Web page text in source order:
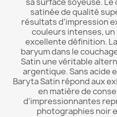
satinée de qualité
résultats d’impression
couleurs intenses,
excellente définition.
baryum dans le
Satin une véritable
argentique. Sans acide
Baryta Satin répond aux
en matière de
d’impressionnantes
photographies noir